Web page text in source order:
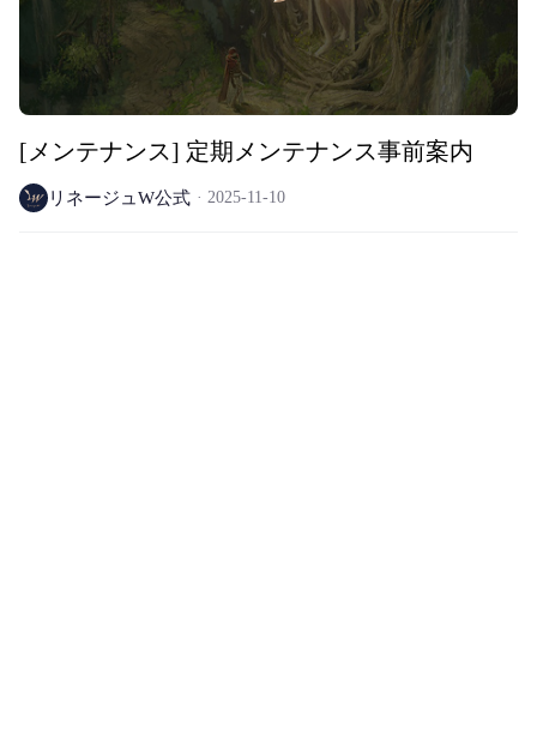
[メンテナンス] 定期メンテナンス事前案内
リネージュW公式 2025-11-10